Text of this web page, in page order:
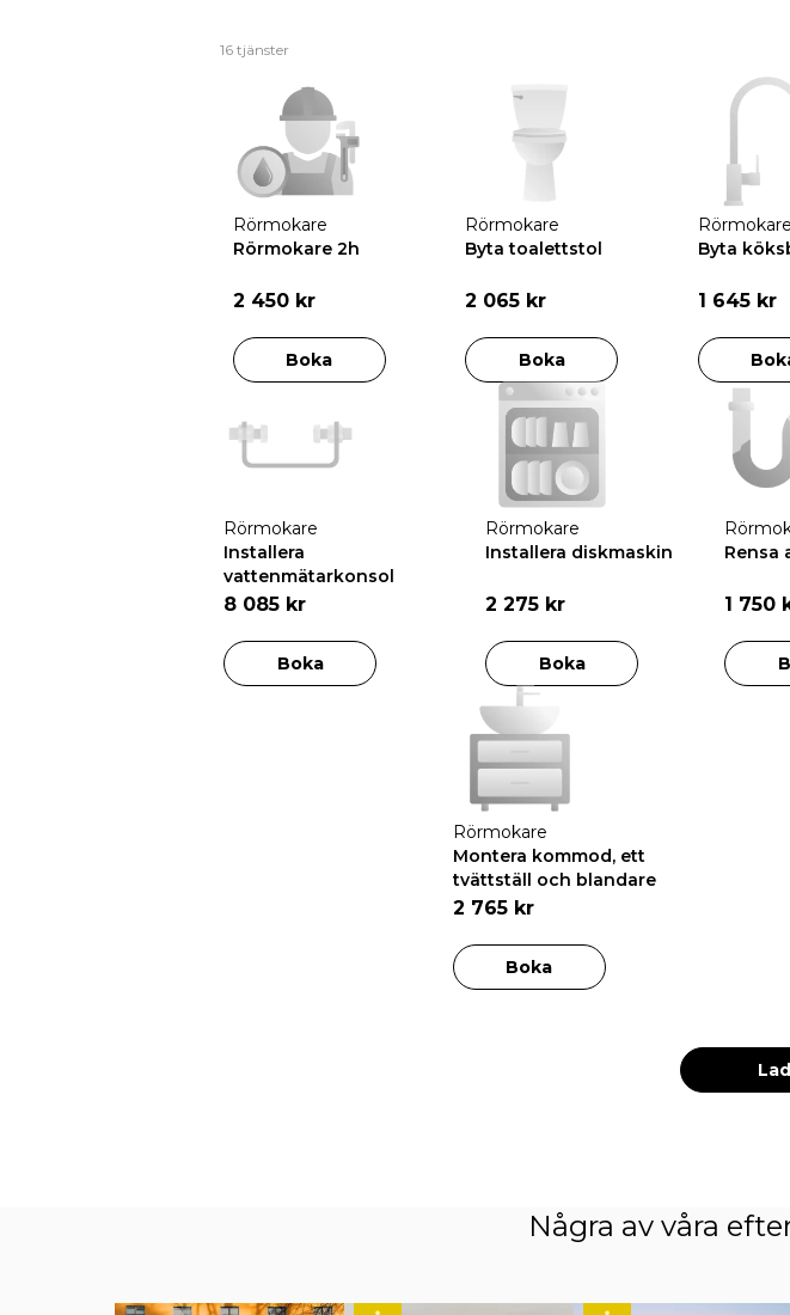
16 tjänster
Rörmokare
Rörmokare 2h
2 450 kr
Boka
Rörmokare
Byta toalettstol
2 065 kr
Boka
Rörmokare
Byta
1 645 kr
Rörmokare
Installera
vattenmätarkonsol
8 085 kr
Boka
Rörmokare
Installera diskmaskin
2 275 kr
Boka
Rensa
1 750
Rörmokare
Montera kommod, ett
tvättställ och blandare
2 765 kr
Boka
Några av våra